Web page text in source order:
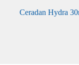
Ceradan Hydra